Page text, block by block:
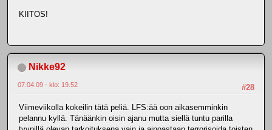
KIITOS!
Nikke92
#28
07.04.09 - klo: 19.52
Viimeviikolla kokeilin tätä peliä. LFS:ää oon aikasemminkin
pelannu kyllä. Tänäänkin oisin ajanu mutta siellä tuntu parilla